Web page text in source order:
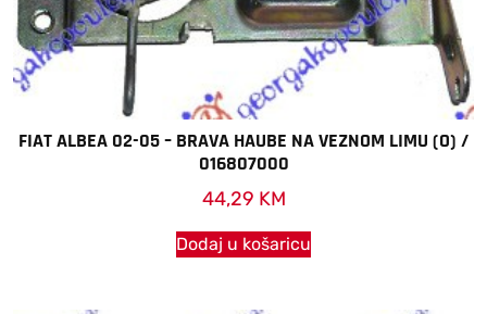
FIAT ALBEA 02-05 – BRAVA HAUBE NA VEZNOM LIMU (O) /
016807000
44,29 KM
Dodaj u košaricu